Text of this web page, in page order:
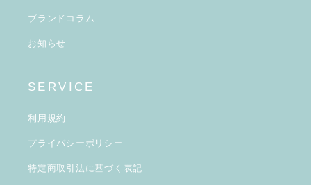
ブランドコラム
お知らせ
SERVICE
利用規約
プライバシーポリシー
特定商取引法に基づく表記